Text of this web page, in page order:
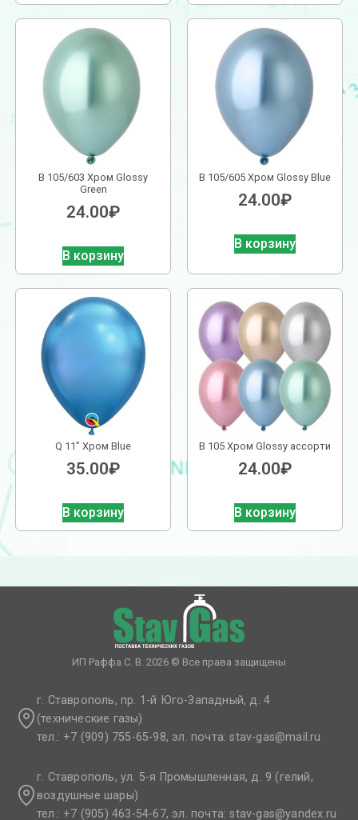
В 105/603 Хром Glossy
Green
24.00₽
В корзину
В 105/605 Хром Glossy Blue
24.00₽
В корзину
Q 11″ Хром Blue
35.00₽
В корзину
В 105 Хром Glossy ассорти
24.00₽
В корзину
ИП Раффа С. В. 2026 © Все права защищены
г. Ставрополь, пр. 1-й Юго-Западный, д. 4
(технические газы)
тел.: +7 (909) 755-65-98, эл. почта: stav-gas@mail.ru​
г. Ставрополь, ул. 5-я Промышленная, д. 9 (гелий,
воздушные шары)
тел.: +7 (905) 463-54-67, эл. почта: stav-gas@yandex.ru​